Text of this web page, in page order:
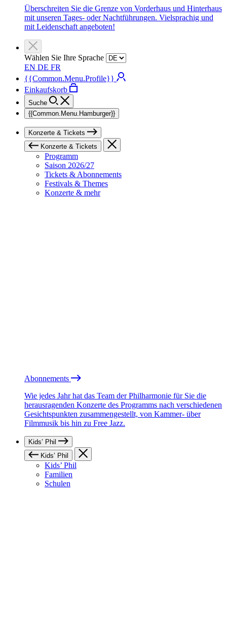
Überschreiten Sie die Grenze von Vorderhaus und Hinterhaus
mit unseren Tages- oder Nachtführungen. Vielsprachig und
mit Leidenschaft angeboten!
Wählen Sie Ihre Sprache
EN DE FR
{{Common.Menu.Profile}}
Einkaufskorb
Suche
{{Common.Menu.Hamburger}}
Konzerte & Tickets
Konzerte & Tickets
Programm
Saison 2026/27
Tickets & Abonnements
Festivals & Themes
Konzerte & mehr
Abonnements
Wie jedes Jahr hat das Team der Philharmonie für Sie die
herausragenden Konzerte des Programms nach verschiedenen
Gesichtspunkten zusammengestellt, von Kammer- über
Filmmusik bis hin zu Free Jazz.
Kids’ Phil
Kids’ Phil
Kids’ Phil
Familien
Schulen